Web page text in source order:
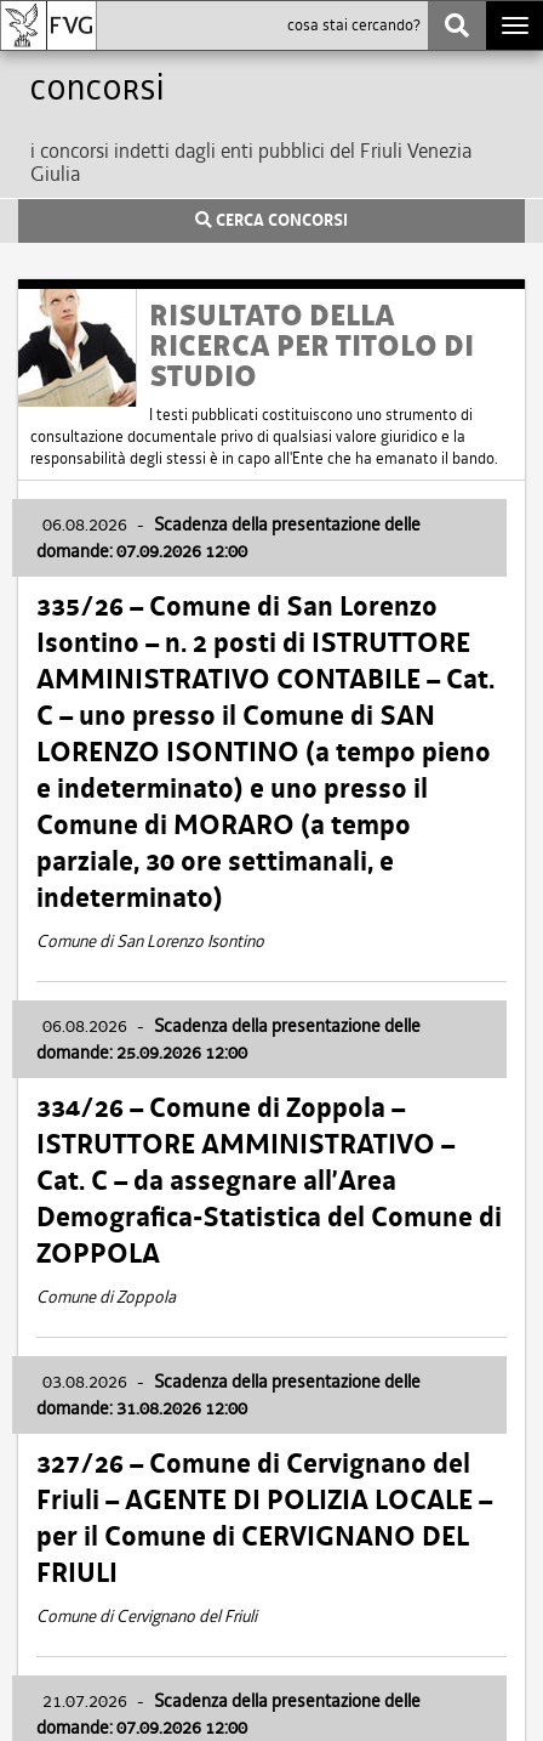
Concorsi
i concorsi indetti dagli enti pubblici del Friuli Venezia
Giulia
CERCA CONCORSI
RISULTATO DELLA
RICERCA PER TITOLO DI
STUDIO
I testi pubblicati costituiscono uno strumento di
consultazione documentale privo di qualsiasi valore giuridico e la
responsabilità degli stessi è in capo all'Ente che ha emanato il bando.
06.08.2026 - Scadenza della presentazione delle
domande: 07.09.2026 12:00
335/26 – Comune di San Lorenzo
Isontino – n. 2 posti di ISTRUTTORE
AMMINISTRATIVO CONTABILE – Cat.
C – uno presso il Comune di SAN
LORENZO ISONTINO (a tempo pieno
e indeterminato) e uno presso il
Comune di MORARO (a tempo
parziale, 30 ore settimanali, e
indeterminato)
Comune di San Lorenzo Isontino
06.08.2026 - Scadenza della presentazione delle
domande: 25.09.2026 12:00
334/26 – Comune di Zoppola –
ISTRUTTORE AMMINISTRATIVO –
Cat. C – da assegnare all’Area
Demografica-Statistica del Comune di
ZOPPOLA
Comune di Zoppola
03.08.2026 - Scadenza della presentazione delle
domande: 31.08.2026 12:00
327/26 – Comune di Cervignano del
Friuli – AGENTE DI POLIZIA LOCALE –
per il Comune di CERVIGNANO DEL
FRIULI
Comune di Cervignano del Friuli
21.07.2026 - Scadenza della presentazione delle
domande: 07.09.2026 12:00